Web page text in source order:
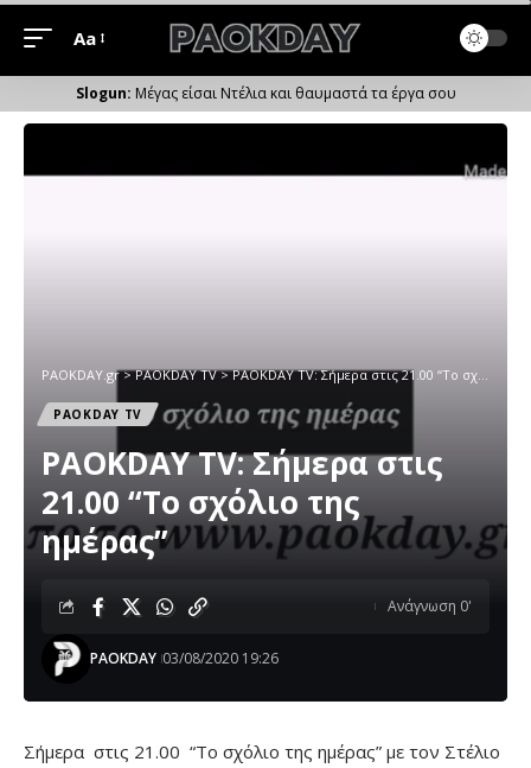
Μέγεθος
Γραμματοσειράς
Aa
Μέγας είσαι Ντέλια και θαυμαστά τα έργα σου
PAOKDAY.gr>PAOKDAY TV>PAOKDAY TV: Σήμερα στις 21.00 “Το σχόλιο της ημέρας”
PAOKDAY TV
PAOKDAY TV: Σήμερα στις
21.00 “Το σχόλιο της
ημέρας”
PAOKDAY 03/08/2020 19:26
Ανάγνωση 0'
Σήμερα στις 21.00 “Το σχόλιο της ημέρας” με τον Στέλιο